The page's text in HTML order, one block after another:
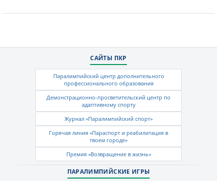
САЙТЫ ПКР
Паралимпийский центр дополнительного
профессионального образования
Демонстрационно-просветительский центр по
адаптивному спорту
Журнал «Паралимпийский спорт»
Горячая линия «Параспорт и реабилитация в
твоем городе»
Премия «Возвращение в жизнь»
ПАРАЛИМПИЙСКИЕ ИГРЫ